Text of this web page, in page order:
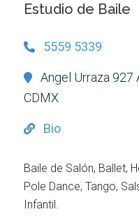
Estudio de Baile
5559 5339
Angel Urraza 927
CDMX
Bio
Baile de Salón, Ballet,
Pole Dance, Tango,
Infantil.